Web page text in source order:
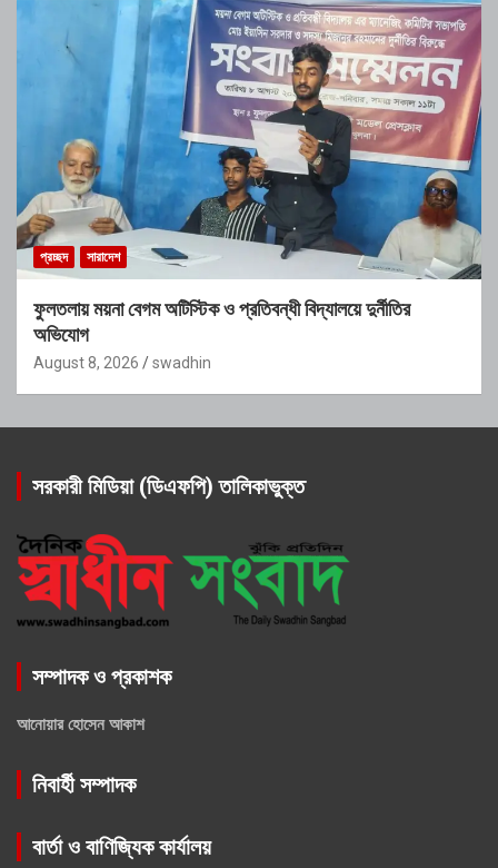
প্রচ্ছদ সারাদেশ
ফুলতলায় ময়না বেগম অটিস্টিক ও প্রতিবন্ধী বিদ্যালয়ে দুর্নীতির
অভিযোগ
August 8, 2026 swadhin
সরকারী মিডিয়া (ডিএফপি) তালিকাভুক্ত
সম্পাদক ও প্রকাশক
আনোয়ার হোসেন আকাশ
নিবার্হী সম্পাদক
বার্তা ও বাণিজ্যিক কার্যালয়